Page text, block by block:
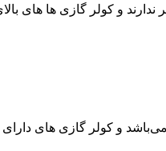
و کولر گازی های